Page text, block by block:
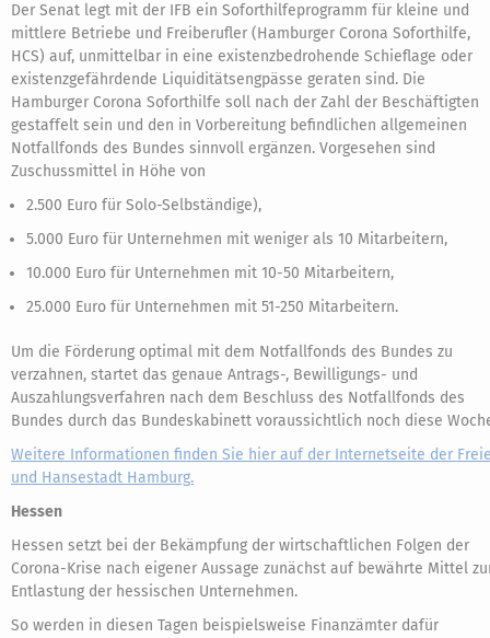
Der Senat legt mit der IFB ein Soforthilfeprogramm für kleine und
mittlere Betriebe und Freiberufler (Hamburger Corona Soforthilfe,
HCS) auf, unmittelbar in eine existenzbedrohende Schieflage oder
existenzgefährdende Liquiditätsengpässe geraten sind. Die
Hamburger Corona Soforthilfe soll nach der Zahl der Beschäftigten
gestaffelt sein und den in Vorbereitung befindlichen allgemeinen
Notfallfonds des Bundes sinnvoll ergänzen. Vorgesehen sind
Zuschussmittel in Höhe von
2.500 Euro für Solo-Selbständige),
5.000 Euro für Unternehmen mit weniger als 10 Mitarbeitern,
10.000 Euro für Unternehmen mit 10-50 Mitarbeitern,
25.000 Euro für Unternehmen mit 51-250 Mitarbeitern.
Um die Förderung optimal mit dem Notfallfonds des Bundes zu
verzahnen, startet das genaue Antrags-, Bewilligungs- und
Auszahlungsverfahren nach dem Beschluss des Notfallfonds des
Bundes durch das Bundeskabinett voraussichtlich noch diese
Weitere Informationen finden Sie hier auf der Internetseite der
und Hansestadt Hamburg.
Hessen
Hessen setzt bei der Bekämpfung der wirtschaftlichen Folgen der
Corona-Krise nach eigener Aussage zunächst auf bewährte Mittel
Entlastung der hessischen Unternehmen.
So werden in diesen Tagen beispielsweise Finanzämter dafür